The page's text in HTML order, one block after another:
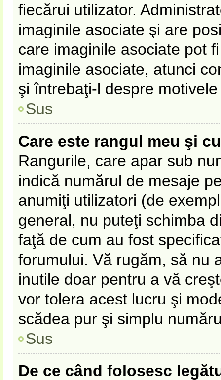
fiecărui utilizator.
imaginile asociate şi are
care imaginile asociate pot
imaginile asociate, atunci
şi întrebaţi-l despre
Sus
Care este rangul meu şi
Rangurile, care apar sub
indică numărul de mesaje
anumiţi utilizatori (de
general, nu puteţi schimba
faţă de cum au fost
forumului. Vă rugăm, să nu
inutile doar pentru a vă
vor tolera acest lucru şi
scădea pur şi simplu
Sus
De ce când folosesc